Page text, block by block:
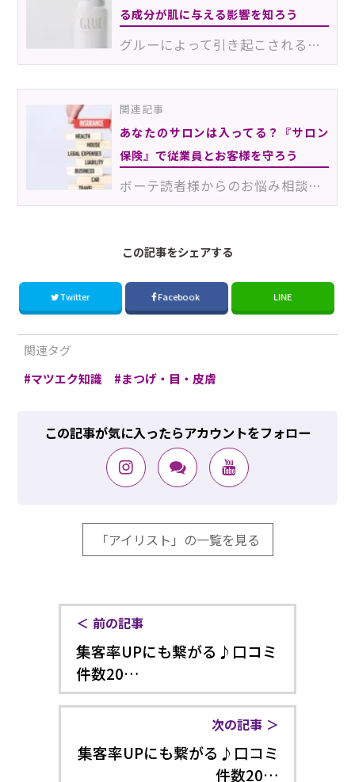
る成分が肌に与える影響を知ろう
グルーによって引き起こされるトラブルといえば、“揮発成分によるアレルギー反応”を思い浮かべる人が多い…
関連記事
あなたのサロンは入ってる？『サロン
保険』で従業員とお客様を守ろう
ボーテ読者様からのお悩み相談にお答えします！「来年自宅サロンをオープンしようと思っています。開業に…
この記事をシェアする
Twitter Facebook LINE
関連タグ
マツエク知識
まつげ・目・皮膚
この記事が気に入ったらアカウントをフォロー
「アイリスト」の一覧を見る
前の記事
集客率UPにも繋がる♪口コミ
件数20…
次の記事
集客率UPにも繋がる♪口コミ
件数20…